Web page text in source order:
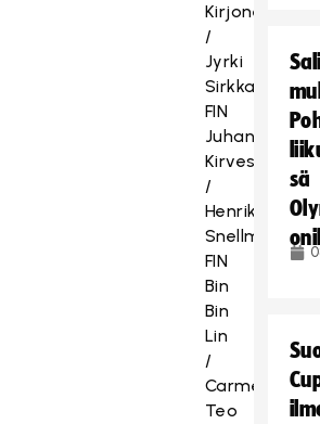
Kirjonen
/
Jyrki
Sirkka
FIN
Juhani
Kirves
/
Henrik
Snellman
FIN
Bin
Bin
Lin
/
Carmen
Teo
sä